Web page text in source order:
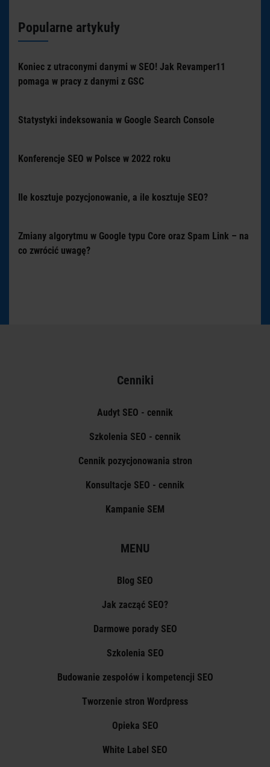
Popularne artykuły
Koniec z utraconymi danymi w SEO! Jak Revamper11
pomaga w pracy z danymi z GSC
Statystyki indeksowania w Google Search Console
Konferencje SEO w Polsce w 2022 roku
Ile kosztuje pozycjonowanie, a ile kosztuje SEO?
Zmiany algorytmu w Google typu Core oraz Spam Link – na
co zwrócić uwagę?
Cenniki
Audyt SEO - cennik
Szkolenia SEO - cennik
Cennik pozycjonowania stron
Konsultacje SEO - cennik
Kampanie SEM
MENU
Blog SEO
Jak zacząć SEO?
Darmowe porady SEO
Szkolenia SEO
Budowanie zespołów i kompetencji SEO
Tworzenie stron Wordpress
Opieka SEO
White Label SEO